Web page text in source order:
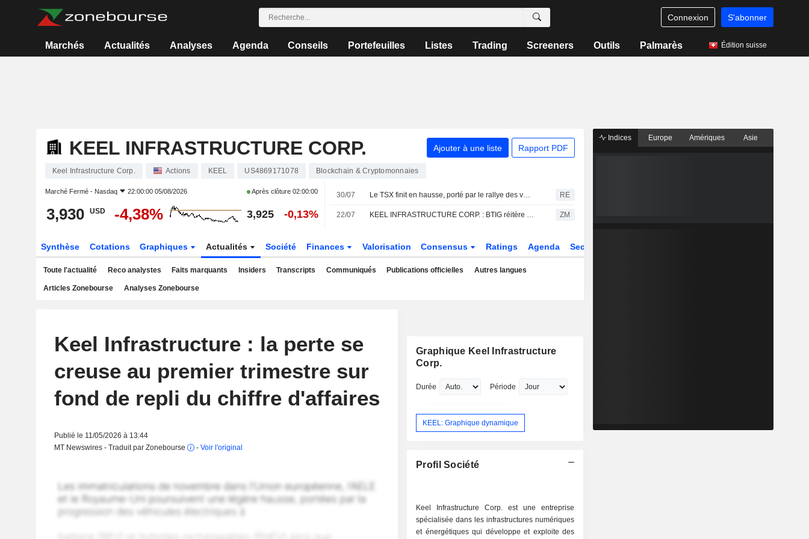
Connexion S'abonner
Marchés Actualités Analyses Agenda Conseils Portefeuilles Listes Trading Screeners Outils Palmarès Édition suisse
KEEL INFRASTRUCTURE CORP. Ajouter à une liste Rapport PDF
Keel Infrastructure Corp. Actions KEEL US4869171078 Blockchain & Cryptomonnaies
Marché Fermé - Nasdaq 22:00:00 05/08/2026 Après clôture02:00:00
3,930 USD -4,38% 3,925 -0,13%
30/07 Le TSX finit en hausse, porté par le rallye des valeurs minières et la progression des métaux RE
22/07 KEEL INFRASTRUCTURE CORP. : BTIG réitère son opinion positive sur le titre ZM
Synthèse Cotations Graphiques Actualités Société Finances Valorisation Consensus Ratings Agenda Secteur
Toute l'actualité Reco analystes Faits marquants Insiders Transcripts Communiqués Publications officielles Autres langues
Articles Zonebourse Analyses Zonebourse
Keel Infrastructure : la perte se
creuse au premier trimestre sur
fond de repli du chiffre d'affaires
Publié le 11/05/2026 à 13:44
MT Newswires - Traduit par Zonebourse
- Voir l'original
Graphique Keel Infrastructure
Corp.
Durée Période
KEEL: Graphique dynamique
Profil Société
Keel Infrastructure Corp. est une entreprise
spécialisée dans les infrastructures numériques
et énergétiques qui développe et exploite des
Indices Europe Amériques Asie